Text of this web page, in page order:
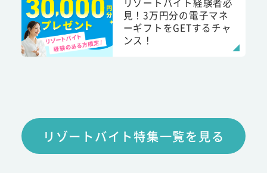
見！3万円分の電子マネ
ーギフトをGETするチャ
ンス！
リゾートバイト特集一覧を見る